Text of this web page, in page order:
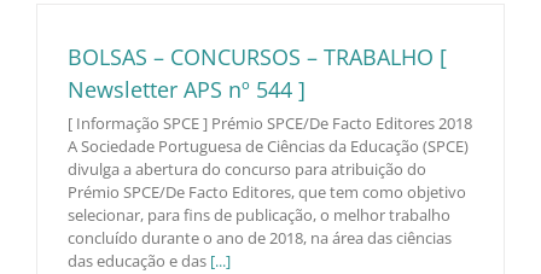
BOLSAS – CONCURSOS – TRABALHO [
Newsletter APS nº 544 ]
[ Informação SPCE ] Prémio SPCE/De Facto Editores 2018
A Sociedade Portuguesa de Ciências da Educação (SPCE)
divulga a abertura do concurso para atribuição do
Prémio SPCE/De Facto Editores, que tem como objetivo
selecionar, para fins de publicação, o melhor trabalho
concluído durante o ano de 2018, na área das ciências
das educação e das [...]